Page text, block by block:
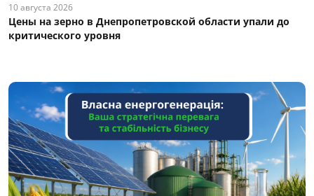
10 августа 2026
Цены на зерно в Днепропетровской области упали до
критического уровня